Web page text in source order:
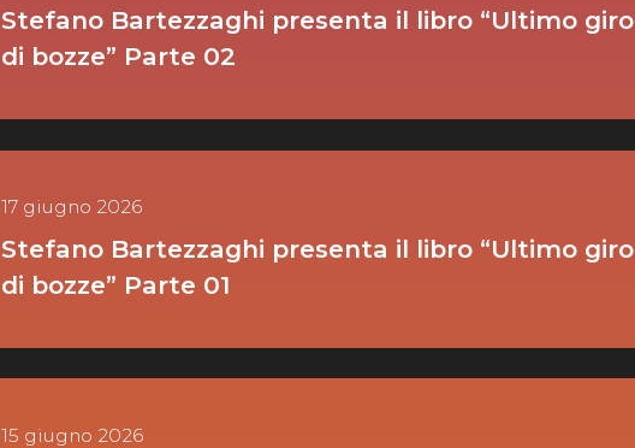
Stefano Bartezzaghi presenta il libro “Ultimo giro
di bozze” Parte 02
17 giugno 2026
Stefano Bartezzaghi presenta il libro “Ultimo giro
di bozze” Parte 01
15 giugno 2026